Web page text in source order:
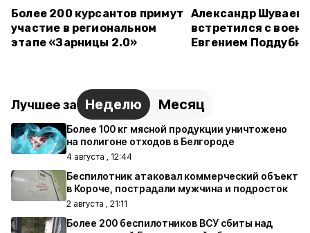
Более 200 курсантов примут
участие в региональном
этапе «Зарницы 2.0»
Александр Шуваев
встретился с
Евгением
Лучшее за Неделю Месяц
Более 100 кг мясной продукции уничтожено
на полигоне отходов в Белгороде
4 августа , 12:44
Беспилотник атаковал коммерческий объект
в Короче, пострадали мужчина и подросток
2 августа , 21:11
Более 200 беспилотников ВСУ сбиты над